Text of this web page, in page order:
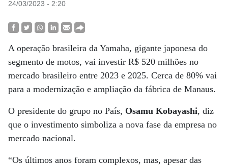
24/03/2023 - 2:20
A operação brasileira da Yamaha, gigante japonesa do
segmento de motos, vai investir R$ 520 milhões no
mercado brasileiro entre 2023 e 2025. Cerca de 80% vai
para a modernização e ampliação da fábrica de Manaus.
O presidente do grupo no País, Osamu Kobayashi, diz
que o investimento simboliza a nova fase da empresa no
mercado nacional.
“Os últimos anos foram complexos, mas, apesar das